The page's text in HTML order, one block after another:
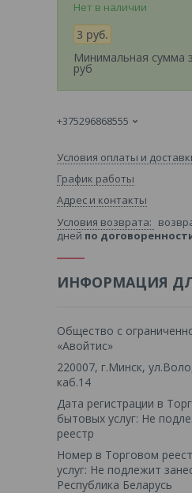
Нет в наличии
3 руб.
Минимальная сумма
руб
+375296868555
Условия оплаты и
График работы
Адрес и контакты
дней по
ИНФОРМАЦИЯ
Общество с
«Авойтис»
220007, г.Минск,
каб.14
Дата регистрации в
бытовых услуг: Не
реестр
Номер в Торговом
услуг: Не подлежит
Республика Беларусь